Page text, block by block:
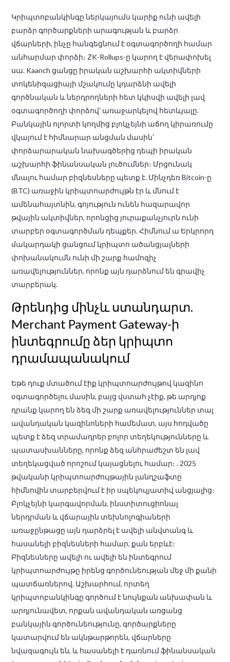
Կրիպտոբանկինգը ներկայումս կարիք ունի ավելի
բարձր գործարքների արագության և բարձր
վճարների, ինչը հանգեցնում է օգտագործողի համար
անհարմար փորձի։ ZK-Rollups-ը կարող է վերափոխել
սա. Kaanch ցանցը իրական աշխարհի ակտիվների
տոկենիզացիայի մշակումը կդարձնի ավելի
գործնական և ներդրողների հետ կկիսվի ավելի լավ
օգտագործողի փորձով՝ առաջարկելով հետևյալը.
Բանկային ոլորտի կողմից բլոկչեյնի աճող կիրառումը
վկայում է հիմնարար անցման մասին՝
փորձարարական նախագծերից դեպի իրական
աշխարհի ֆինանսական լուծումներ։ Մրցունակ
մնալու համար բիզնեսները պետք է. Մինչդեռ Bitcoin-ը
(BTC) առաջին կրիպտոարժույթն էր և մնում է
ամենահայտնին, գոյություն ունեն հազարավոր
թվային ակտիվներ, որոնցից յուրաքանչյուրն ունի
տարբեր օգտագործման դեպքեր. Հիմնում ա Երկրորդ
մակարդակի ցանցում կրիպտո ածանցյալների
փոխանակումն ունի մի շարք համոզիչ
առավելություններ, որոնք այն դարձնում են գրավիչ
տարբերակ.
Թրենդից մինչև ստանդարտ.
Merchant Payment Gateway-ի
ինտեգրումը ձեր կրիպտո
դրամապանակում
Եթե ​​դուք մտածում էիք կրիպտոարժույթով կազինո
օգտագործելու մասին, բայց վստահ չէիք, թե արդյոք
դրանք կարող են ձեզ մի շարք առավելություններ տալ
ավանդական կազինոների համեմատ, այս հոդվածը
պետք է ձեզ տրամադրեր բոլոր տեղեկությունները և
պատասխանները, որոնք ձեզ անհրաժեշտ են լավ
տեղեկացված որոշում կայացնելու համար։ . 2025
թվականի կրիպտոարժույթային լանդշաֆտը
հիմնովին տարբերվում է իր սպեկուլյատիվ անցյալից։
Բլոկչեյնի կարգավորման, ինստիտուցիոնալ
ներդրման և վճարային տեխնոլոգիաների
առաջընթացը այն դարձրել է ավելի անվտանգ և
հասանելի բիզնեսների համար, քան երբևէ։
Բիզնեսները ավելի ու ավելի են ինտեգրում
կրիպտոարժույթը իրենց գործունեության մեջ մի քանի
պատճառներով. Աշխարհում, որտեղ
կրիպտոբանկինգը գործում է նույնքան անխափան և
արդյունավետ, որքան ավանդական առցանց
բանկային գործունեությունը, գործարքները
կատարվում են ակնթարթորեն, վճարները
նվազագույն են, և հասանելի է դառնում ֆինանսական